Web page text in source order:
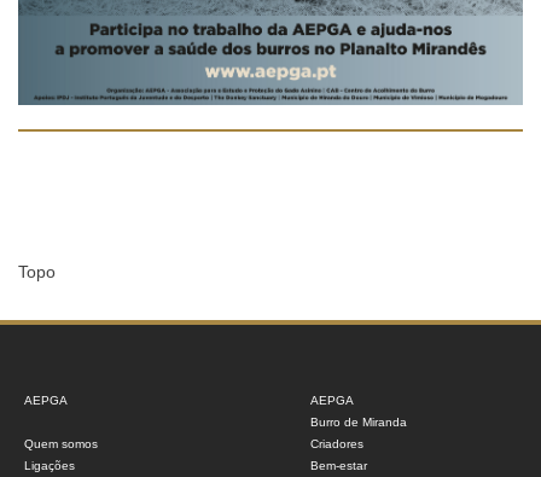
Topo
AEPGA
Quem somos
Ligações
AEPGA
Burro de Miranda
Criadores
Bem-estar